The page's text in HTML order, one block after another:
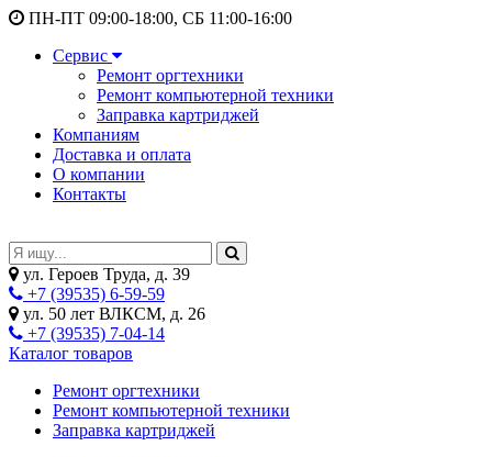
ПН-ПТ 09:00-18:00, СБ 11:00-16:00
Сервис
Ремонт оргтехники
Ремонт компьютерной техники
Заправка картриджей
Компаниям
Доставка и оплата
О компании
Контакты
ул. Героев Труда, д. 39
+7 (39535) 6-59-59
ул. 50 лет ВЛКСМ, д. 26
+7 (39535) 7-04-14
Каталог товаров
Ремонт оргтехники
Ремонт компьютерной техники
Заправка картриджей